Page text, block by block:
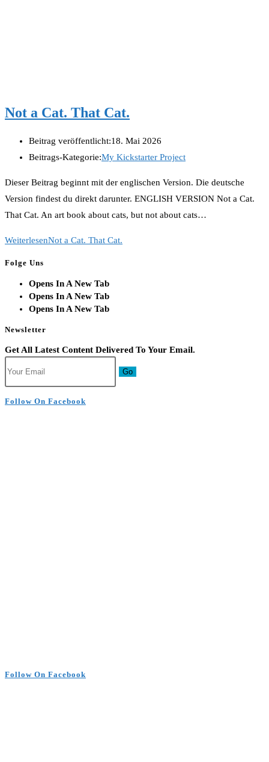
Not a Cat. That Cat.
Beitrag veröffentlicht:18. Mai 2026
Beitrags-Kategorie:My Kickstarter Project
Dieser Beitrag beginnt mit der englischen Version. Die deutsche
Version findest du direkt darunter. ENGLISH VERSION Not a Cat.
That Cat. An art book about cats, but not about cats…
WeiterlesenNot a Cat. That Cat.
Folge Uns
Opens In A New Tab
Opens In A New Tab
Opens In A New Tab
Newsletter
Get All Latest Content Delivered To Your Email.
Go
Follow On Facebook
Follow On Facebook